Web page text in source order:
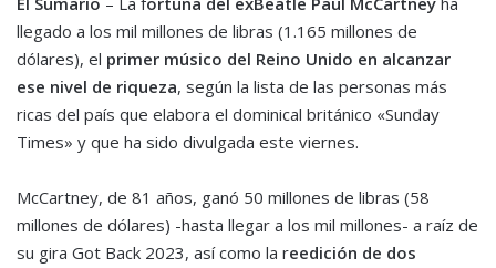
llegado a los mil millones de libras (1.165 millones de
dólares), el primer músico del Reino Unido en alcanzar
ese nivel de riqueza, según la lista de las personas más
ricas del país que elabora el dominical británico «Sunday
Times» y que ha sido divulgada este viernes.
McCartney, de 81 años, ganó 50 millones de libras (58
millones de dólares) -hasta llegar a los mil millones- a raíz de
su gira Got Back 2023, así como la reedición de dos